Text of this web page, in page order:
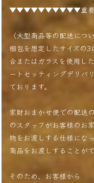
▼▼▼▼▼▼▼▼▼▼重
〈大型商品等の配送につい
梱包を想定したサイズの
合またはガラスを使用し
ートセッティングデリバ
ております。
家財おまかせ便での配送
のスタッフがお客様のお
物をお渡しする仕様にな
商品をお渡しすることが
そのため、お客様から